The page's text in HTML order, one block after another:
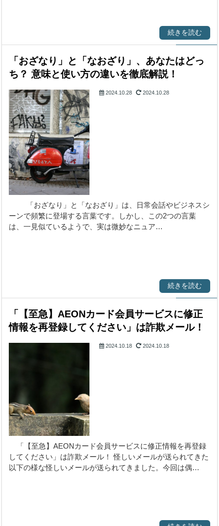
続きを読む
「おざなり」と「なおざり」、あなたはどっ
ち？ 意味と使い方の違いを徹底解説！
【言葉】類語・表現・
意味
2024.10.28 2024.10.28
「おざなり」と「なおざり」は、日常会話やビジネスシ
ーンで頻繁に登場する言葉です。しかし、この2つの言葉
は、一見似ているようで、実は微妙なニュア…
続きを読む
「【至急】AEONカード会員サービスに修正
情報を再登録してください」は詐欺メール！
詐欺メール
2024.10.18 2024.10.18
「【至急】AEONカード会員サービスに修正情報を再登録
してください」は詐欺メール！ 怪しいメールが送られてきた
以下の様な怪しいメールが送られてきました。今回は偶…